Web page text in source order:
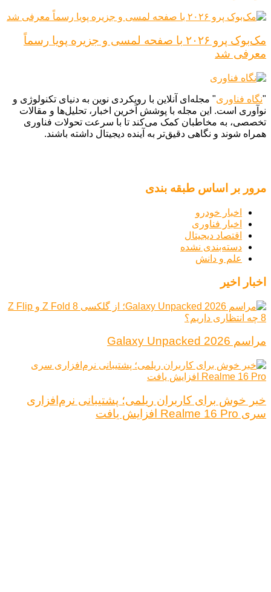
مک‌بوک پرو ۲۰۲۶ با صفحه لمسی و جزیره پویا رسماً
معرفی شد
"نگاه فناوری" مجله‌ای آنلاین با رویکردی نوین به دنیای تکنولوژی و
نوآوری است. این مجله با پوشش آخرین اخبار، تحلیل‌ها و مقالات
تخصصی، به مخاطبان کمک می‌کند تا با سرعت تحولات فناوری
همراه شوند و نگاهی دقیق‌تر به آینده دیجیتال داشته باشند.
مرور بر اساس طبقه بندی
اخبار خودرو
اخبار فناوری
اقتصاد دیجیتال
دسته‌بندی نشده
علم و دانش
اخبار اخیر
مراسم Galaxy Unpacked 2026
خبر خوش برای کاربران ریلمی؛ پشتیبانی نرم‌افزاری
سری Realme 16 Pro افزایش یافت